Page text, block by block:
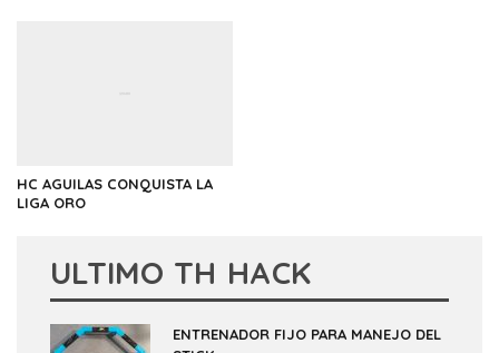
HC AGUILAS CONQUISTA LA
LIGA ORO
ULTIMO TH HACK
ENTRENADOR FIJO PARA MANEJO DEL